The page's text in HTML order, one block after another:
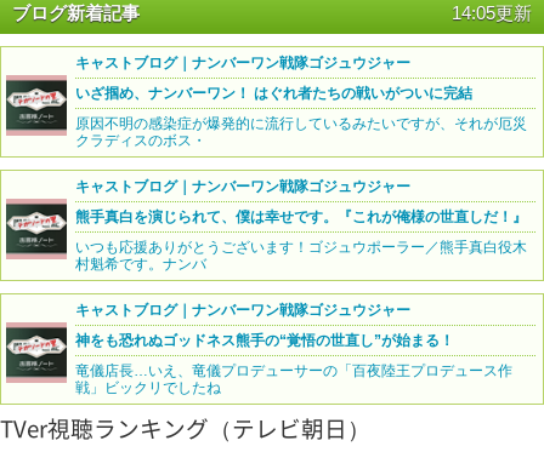
ブログ新着記事 14:05更新
キャストブログ｜ナンバーワン戦隊ゴジュウジャー
いざ掴め、ナンバーワン！ はぐれ者たちの戦いがついに完結
原因不明の感染症が爆発的に流行しているみたいですが、それが厄災
クラディスのボス・
キャストブログ｜ナンバーワン戦隊ゴジュウジャー
熊手真白を演じられて、僕は幸せです。『これが俺様の世直しだ！』
いつも応援ありがとうございます！ゴジュウポーラー／熊手真白役木
村魁希です。ナンバ
キャストブログ｜ナンバーワン戦隊ゴジュウジャー
神をも恐れぬゴッドネス熊手の“覚悟の世直し”が始まる！
竜儀店長…いえ、竜儀プロデューサーの「百夜陸王プロデュース作
戦」ビックリでしたね
TVer視聴ランキング（テレビ朝日）